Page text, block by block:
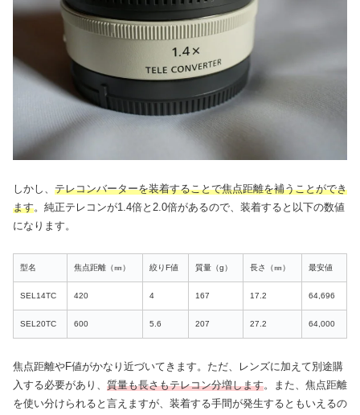
しかし、 テレコンバーターを装着することで焦点距離を補うことができ
ます。純正テレコンが1.4倍と2.0倍があるので、装着すると以下の数値
になります。
型名 焦点距離（㎜） 絞りF値 質量（g） 長さ（㎜） 最安値
SEL14TC 420 4 167 17.2 64,696
SEL20TC 600 5.6 207 27.2 64,000
焦点距離やF値がかなり近づいてきます。ただ、レンズに加えて別途購
入する必要があり、 質量も長さもテレコン分増します。また、焦点距離
を使い分けられると言えますが、装着する手間が発生するともいえるの